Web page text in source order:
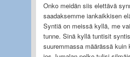
Onko meidän siis elettävä
saadaksemme iankaikkisen
Syntiä on meissä kyllä, me
tunne. Sinä kyllä tuntisit
suuremmassa määrässä kuin